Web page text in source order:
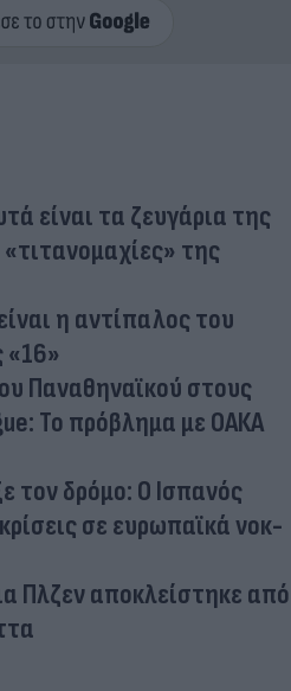
είναι τα ζευγάρια της
της
η αντίπαλος του
«16»
Παναθηναϊκού στους
Το πρόβλημα με ΟΑΚΑ
τον δρόμο: Ο Ισπανός
σε ευρωπαϊκά νοκ-
Πλζεν αποκλείστηκε από